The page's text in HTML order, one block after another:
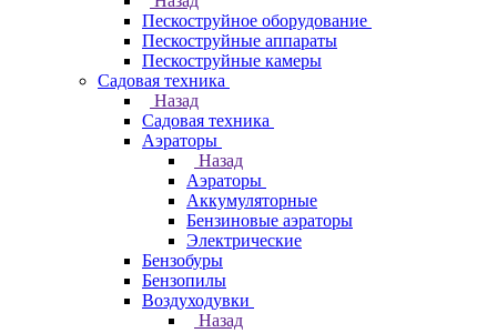
Пескоструйное оборудование
Пескоструйные аппараты
Пескоструйные камеры
Садовая техника
Назад
Садовая техника
Аэраторы
Назад
Аэраторы
Аккумуляторные
Бензиновые аэраторы
Электрические
Бензобуры
Бензопилы
Воздуходувки
Назад